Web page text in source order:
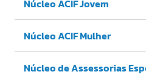
Núcleo ACIF Jovem
Núcleo ACIF Mulher
Núcleo de Assessorias